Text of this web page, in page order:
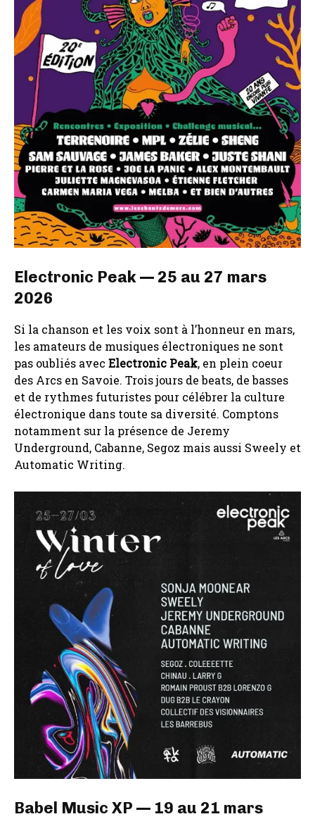
Electronic Peak — 25 au 27 mars
2026
Si la chanson et les voix sont à l’honneur en mars,
les amateurs de musiques électroniques ne sont
pas oubliés avec Electronic Peak, en plein coeur
des Arcs en Savoie. Trois jours de beats, de basses
et de rythmes futuristes pour célébrer la culture
électronique dans toute sa diversité. Comptons
notamment sur la présence de Jeremy
Underground, Cabanne, Segoz mais aussi Sweely et
Automatic Writing.
Babel Music XP — 19 au 21 mars